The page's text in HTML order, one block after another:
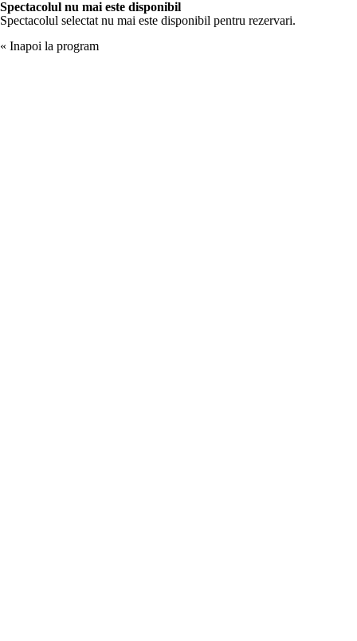
Spectacolul nu mai este disponibil
Spectacolul selectat nu mai este disponibil pentru rezervari.
« Inapoi la program